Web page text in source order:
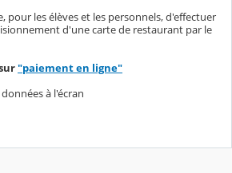
pour les élèves et les personnels, d'effectuer
d'une carte de restaurant par le
"paiement en ligne"
à l'écran